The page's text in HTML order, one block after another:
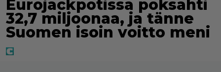
Eurojackpotissa poksahti
32,7 miljoonaa, ja tänne
Suomen isoin voitto meni